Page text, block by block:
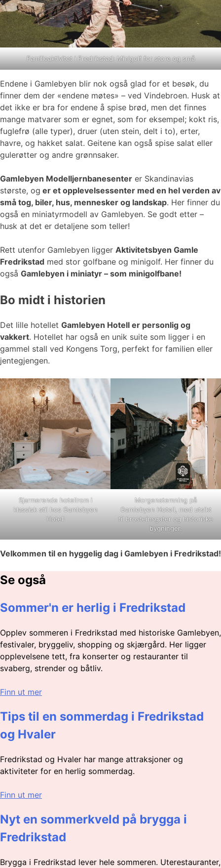
Familieaktivitet i Fredrikstad: Minigolf for store og små
Endene i Gamlebyen blir nok også glad for et besøk, du
finner dem der «endene møtes» – ved Vindebroen. Husk at
det ikke er bra for endene å spise brød, men det finnes
mange matvarer som er egnet, som for eksempel; kokt ris,
fuglefrø (alle typer), druer (uten stein, delt i to), erter,
havre, og hakket salat. Geitene kan også spise salat eller
gulerøtter og andre grønnsaker.
Gamlebyen Modelljernbanesenter er Skandinavias
største, og er et opplevelsessenter med en hel verden av
små tog, biler, hus, mennesker og landskap. Her finner du
også en miniatyrmodell av Gamlebyen. Se godt etter –
husk at det er detaljene som teller!
Rett utenfor Gamlebyen ligger Aktivitetsbyen Gamle
Fredrikstad med stor golfbane og minigolf. Her finner du
også Gamlebyen i miniatyr – som minigolfbane!
Bo midt i historien
Det lille hotellet Gamlebyen Hotell er personlig og
vakkert. Hotellet har også en unik suite som ligger i en
gammel stall ved Kongens Torg, perfekt for familien eller
jentegjengen.
Sjarmerende hotellrom i
klassisk stil hos Gamlebyen
Hotell
Morgenstemning på
Gamlebyen Hotell, med utsikt
til brosteinsgater og historiske
bygninger.
Velkommen til en hyggelig dag i Gamlebyen i Fredrikstad!
Se også
Sommer'n er herlig i Fredrikstad
Opplev sommeren i Fredrikstad med historiske Gamlebyen,
festivaler, bryggeliv, shopping og skjærgård. Her ligger
opplevelsene tett, fra konserter og restauranter til
svaberg, strender og båtliv.
Finn ut mer
Tips til en sommerdag i Fredrikstad
og Hvaler
Fredrikstad og Hvaler har mange attraksjoner og
aktiviteter for en herlig sommerdag.
Finn ut mer
Nyt en sommerkveld på brygga i
Fredrikstad
Brygga i Fredrikstad lever hele sommeren. Uterestauranter,